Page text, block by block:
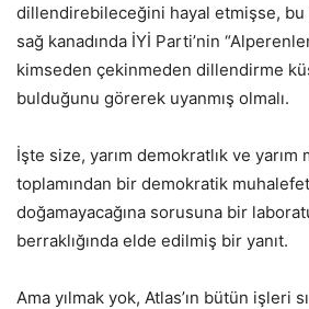
dillendirebileceğini hayal etmişse, bu
sağ kanadında İYİ Parti’nin
kimseden çekinmeden dillendirme
bulduğunu görerek uyanmış olmalı.
İşte size, yarım demokratlık ve yarım
toplamından bir demokratik
doğamayacağına sorusuna bir
berraklığında elde edilmiş bir yanıt.
Ama yılmak yok, Atlas’ın bütün işleri